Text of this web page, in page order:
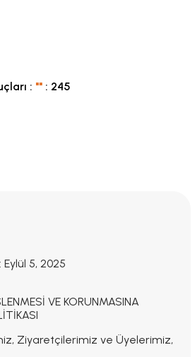
: "" : 245
Eylül 5, 2025
VE KORUNMASINA
Ziyaretçilerimiz ve Üyelerimiz,